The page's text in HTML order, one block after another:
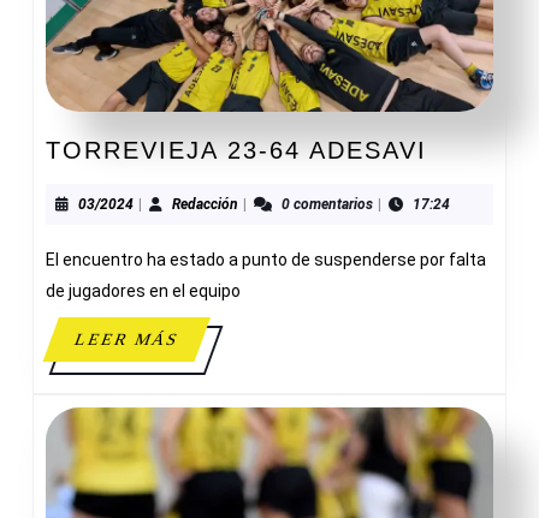
TORREVIEJA 23-64 ADESAVI
64
03/202403/2024Redacción Redacción0 comentarios 17:24
El encuentro ha estado a punto de suspenderse por falta
de jugadores en el equipo
LEER MÁSLEER
MÁS